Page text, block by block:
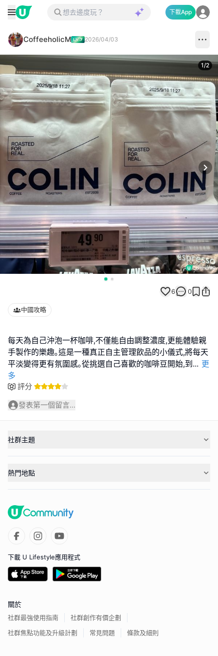
下載App
CoffeeholicM 2026/04/03
1/2
6 0
中國攻略
每天為自己沖泡一杯咖啡,不僅能自由調整濃度,更能體驗親
手製作的樂趣｡這是一種真正自主管理飲品的小儀式,將每天
平淡變得更有氛圍感｡從挑選自己喜歡的咖啡豆開始,到... 更
多
評分
發表第一個留言...
社群主題
熱門地點
下載 U Lifestyle應用程式
關於
社群最強使用指南
社群創作有價企劃
社群焦點功能及升級計劃
常見問題 條款及細則